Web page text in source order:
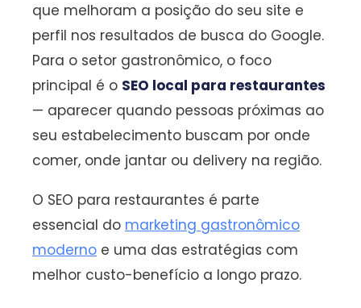
que melhoram a posição do seu site e
perfil nos resultados de busca do Google.
Para o setor gastronômico, o foco
principal é o SEO local para restaurantes
— aparecer quando pessoas próximas ao
seu estabelecimento buscam por onde
comer, onde jantar ou delivery na região.
O SEO para restaurantes é parte
essencial do marketing gastronômico
moderno e uma das estratégias com
melhor custo-benefício a longo prazo.